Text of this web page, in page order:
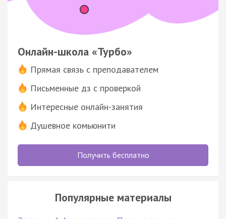
Онлайн-школа «Турбо»
Прямая связь с преподавателем
Письменные дз с проверкой
Интересные онлайн-занятия
Душевное комьюнити
Получить бесплатно
Популярные материалы